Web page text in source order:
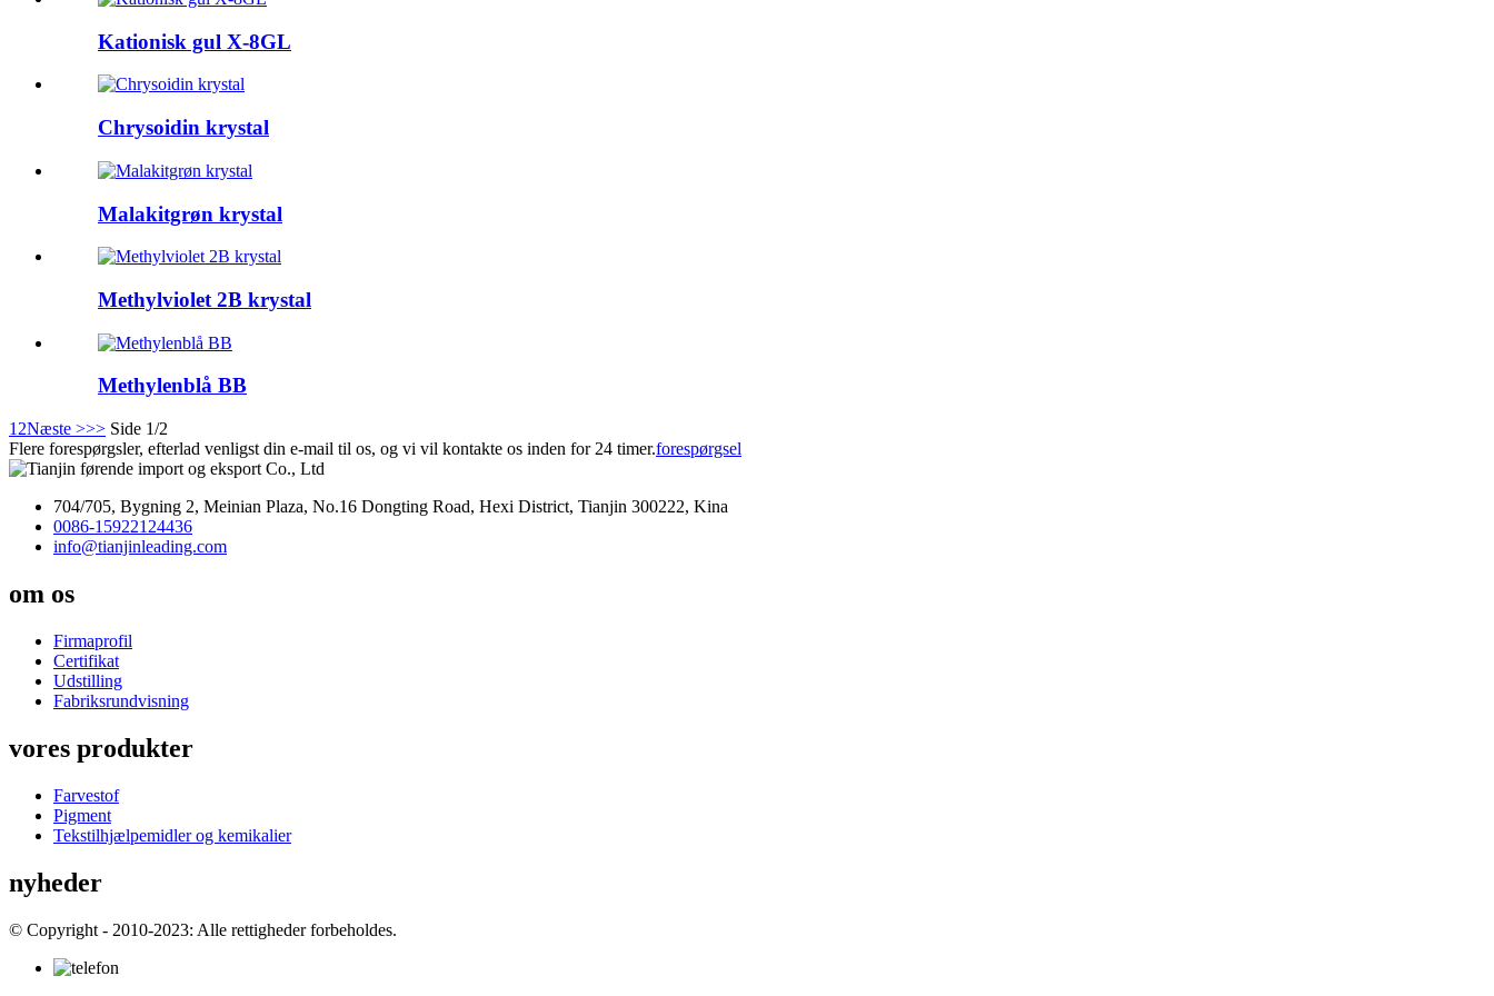
Kationisk gul X-8GL
Chrysoidin krystal
Malakitgrøn krystal
Methylviolet 2B krystal
Methylenblå BB
1 2Næste >>> Side 1/2
Flere forespørgsler, efterlad venligst din e-mail til os, og vi vil kontakte os inden for 24 timer.forespørgsel
704/705, Bygning 2, Meinian Plaza, No.16 Dongting Road, Hexi District, Tianjin 300222, Kina
0086-15922124436
info@tianjinleading.com
om os
Firmaprofil
Certifikat
Udstilling
Fabriksrundvisning
vores produkter
Farvestof
Pigment
Tekstilhjælpemidler og kemikalier
nyheder
© Copyright - 2010-2023: Alle rettigheder forbeholdes.